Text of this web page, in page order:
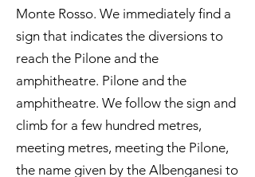
Monte Rosso. We immediately find a
sign that indicates the diversions to
reach the Pilone and the
amphitheatre. Pilone and the
amphitheatre. We follow the sign and
climb for a few hundred metres,
meeting metres, meeting the Pilone,
the name given by the Albenganesi to